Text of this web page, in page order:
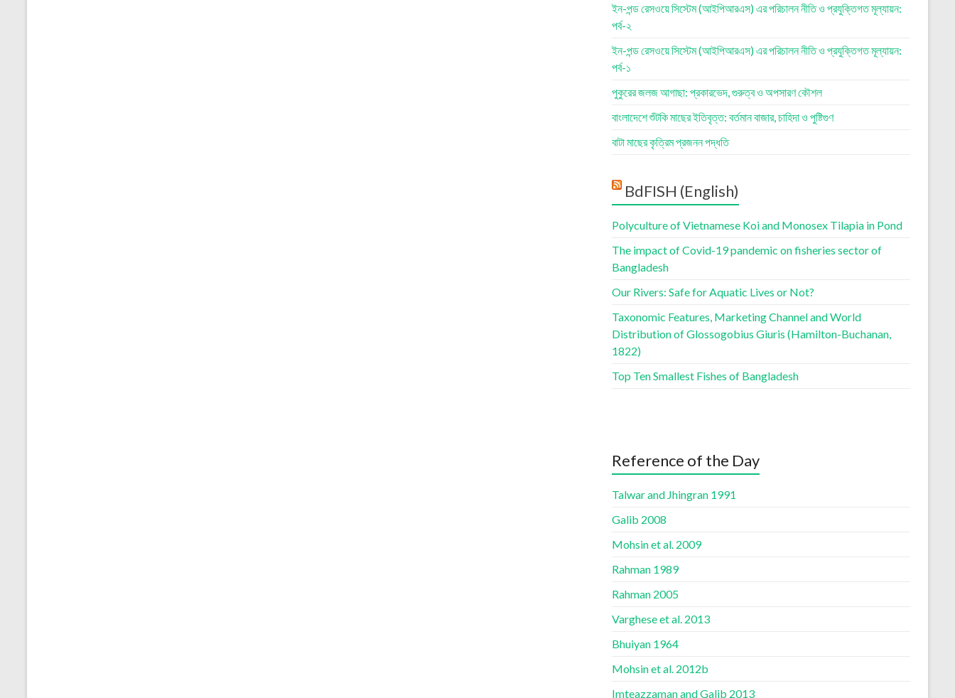
ইন-পন্ড রেসওয়ে সিস্টেম (আইপিআরএস) এর পরিচালন নীতি ও প্রযুক্তিগত মূল্যায়ন:
পর্ব-২
ইন-পন্ড রেসওয়ে সিস্টেম (আইপিআরএস) এর পরিচালন নীতি ও প্রযুক্তিগত মূল্যায়ন:
পর্ব-১
পুকুরের জলজ আগাছা: প্রকারভেদ, গুরুত্ব ও অপসারণ কৌশল
বাংলাদেশে শুঁটকি মাছের ইতিবৃত্ত: বর্তমান বাজার, চাহিদা ও পুষ্টিগুণ
বাটা মাছের কৃত্রিম প্রজনন পদ্ধতি
BdFISH (English)
Polyculture of Vietnamese Koi and Monosex Tilapia in Pond
The impact of Covid-19 pandemic on fisheries sector of
Bangladesh
Our Rivers: Safe for Aquatic Lives or Not?
Taxonomic Features, Marketing Channel and World
Distribution of Glossogobius Giuris (Hamilton-Buchanan,
1822)
Top Ten Smallest Fishes of Bangladesh
Reference of the Day
Talwar and Jhingran 1991
Galib 2008
Mohsin et al. 2009
Rahman 1989
Rahman 2005
Varghese et al. 2013
Bhuiyan 1964
Mohsin et al. 2012b
Imteazzaman and Galib 2013